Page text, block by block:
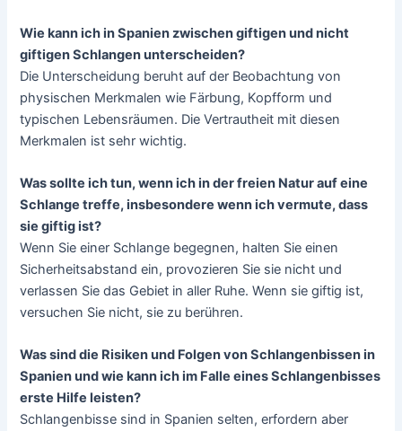
Wie kann ich in Spanien zwischen giftigen und nicht
giftigen Schlangen unterscheiden?
Die Unterscheidung beruht auf der Beobachtung von
physischen Merkmalen wie Färbung, Kopfform und
typischen Lebensräumen. Die Vertrautheit mit diesen
Merkmalen ist sehr wichtig.
Was sollte ich tun, wenn ich in der freien Natur auf eine
Schlange treffe, insbesondere wenn ich vermute, dass
sie giftig ist?
Wenn Sie einer Schlange begegnen, halten Sie einen
Sicherheitsabstand ein, provozieren Sie sie nicht und
verlassen Sie das Gebiet in aller Ruhe. Wenn sie giftig ist,
versuchen Sie nicht, sie zu berühren.
Was sind die Risiken und Folgen von Schlangenbissen in
Spanien und wie kann ich im Falle eines Schlangenbisses
erste Hilfe leisten?
Schlangenbisse sind in Spanien selten, erfordern aber